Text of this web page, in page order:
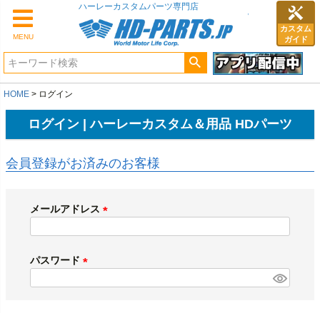
MENU
カスタム
ガイド
ハーレーカスタムパーツ専門店
HOME ログイン
ログイン | ハーレーカスタム＆用品 HDパーツ
会員登録がお済みのお客様
メールアドレス
)
パスワード